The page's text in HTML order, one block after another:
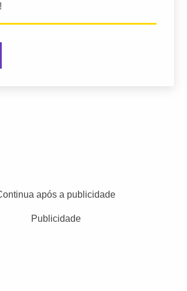
após a publicidade
Publicidade